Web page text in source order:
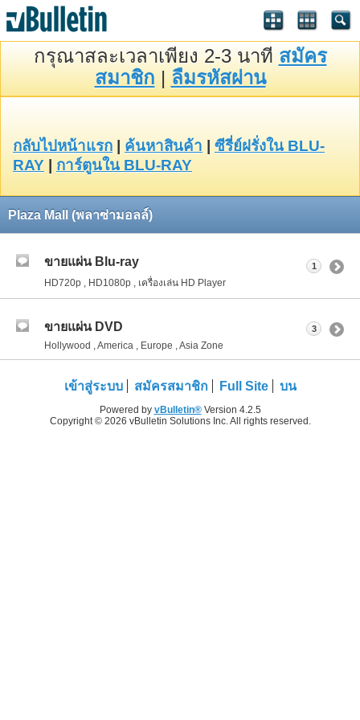
กรุณาสละเวลาเพียง 2-3 นาที สมัคร
สมาชิก | ลืมรหัสผ่าน
กลับไปหน้าแรก ค้นหาสินค้า
ซีรี่ย์ฝรั่งใน BLU-
RAY
การ์ตูนใน BLU-RAY
Plaza Mall (พลาซ่ามอลล์)
ขายแผ่น Blu-ray
HD720p , HD1080p , เครื่องเล่น HD Player
1
ขายแผ่น DVD
Hollywood , America , Europe , Asia Zone
3
เข้าสู่ระบบ สมัครสมาชิก Full Site บน
Powered by vBulletin®Version 4.2.5
Copyright © 2026 vBulletin Solutions Inc. All rights reserved.